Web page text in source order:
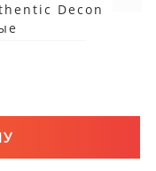
Decon